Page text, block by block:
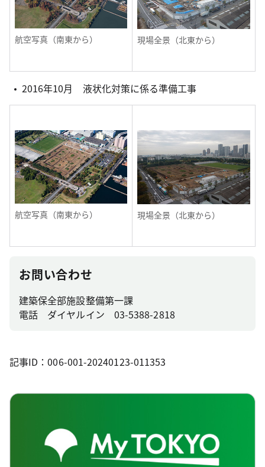
航空写真（南東から） 現場全景（北東から）
2016年10月 液状化対策に係る準備工事
航空写真（南東から） 現場全景（北東から）
お問い合わせ
建築保全部施設整備第一課
電話 ダイヤルイン 03-5388-2818
記事ID：006-001-20240123-011353